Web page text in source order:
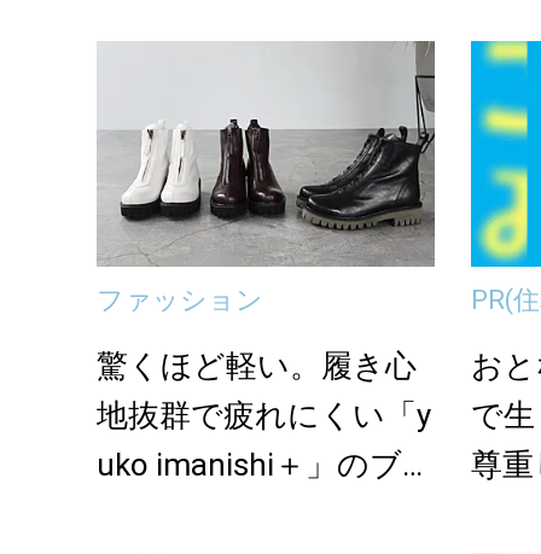
ファッション
驚くほど軽い。履き心
地抜群で疲れにくい「y
uko imanishi＋」のブー
PR(
お
で
尊